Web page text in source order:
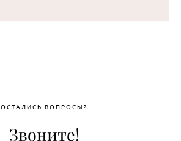
ОСТАЛИСЬ ВОПРОСЫ?
Звоните!